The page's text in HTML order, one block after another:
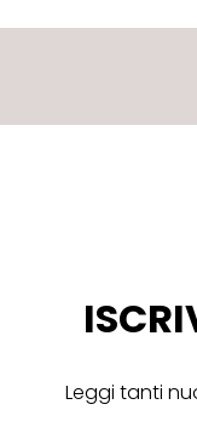
Leggi tanti